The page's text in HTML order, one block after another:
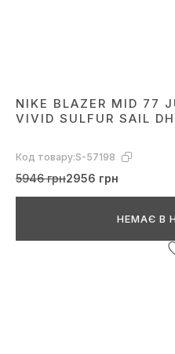
NIKE BLAZER MID 77
VIVID SULFUR SAIL
Код товару:S-57198
5946 грн2956 грн
НЕМАЄ В